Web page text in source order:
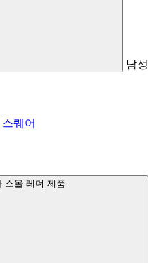
남성
퀘어
스몰 레더 제품